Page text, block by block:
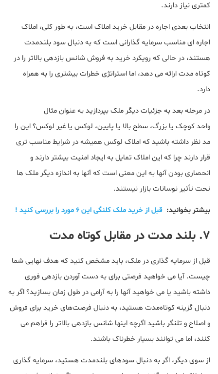
کمتری نیاز دارند.
انتخاب بعدی اجاره در مقابل خرید املاک است، به طور کلی، املاک
اجاره ای مناسب سرمایه گذارانی است که به دنبال سود بلندمدت
هستند، در حالی که رویکرد خرید به فروش شانس بازدهی بالاتر را در
کوتاه مدت ارائه می دهد، اما استراتژی خطرات بیشتری را به همراه
دارد.
در مرحله بعد به جزئیات دیگر ملک بپردازید به عنوان مثال
واحد کوچک یا بزرگ، سطح بالا یا پایین، لوکس یا غیر لوکس؟ این را
مد نظر داشته باشید که املاک لوکس همیشه در شرایط مناسب تری
قرار دارند چرا که این املاک تمایل به ایجاد امنیت بیشتر دارند و
انحصاری بودن آنها به این معنی است که آنها به اندازه دیگر ملک ها
تحت تأثیر نوسانات بازار نیستند.
بیشتر بخوانید: قبل از خرید ملک کلنگی این ۶ مورد را بررسی کنید !
۷. بلند مدت در مقابل کوتاه مدت
قبل از سرمایه گذاری در ملک، باید مشخص کنید که هدف نهایی شما
چیست. آیا می خواهید فرصتی برای به دست آوردن بازدهی فوری
داشته باشید یا می خواهید آنها را به آرامی در طول زمان بسازید؟ اگر به
دنبال گزینه کوتاه‌مدت هستید، به دنبال فرصت‌های خرید برای فروش
و اصلاح و تلنگر باشید اگرچه اینها شانس بازدهی بالاتر را فراهم می
کنند، اما می توانند بسیار خطرناک باشند.
از سوی دیگر، اگر به دنبال سودهای بلندمدت هستید، سرمایه گذاری